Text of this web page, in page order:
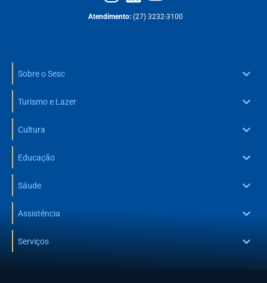
Atendimento: (27) 3232-3100
Sobre o Sesc
Turismo e Lazer
Cultura
Educação
Sáude
Assistência
Serviços